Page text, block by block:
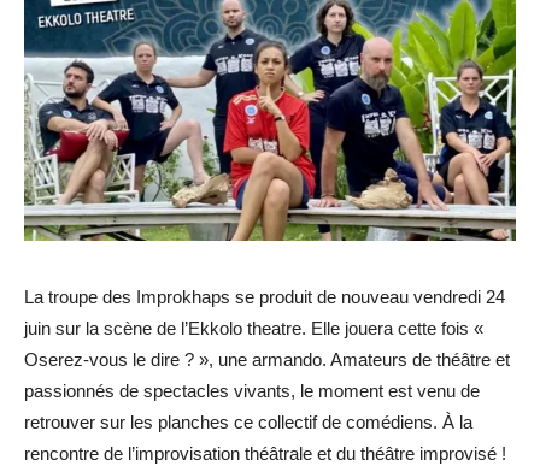
La troupe des Improkhaps se produit de nouveau vendredi 24
juin sur la scène de l’Ekkolo theatre. Elle jouera cette fois «
Oserez-vous le dire ? », une armando. Amateurs de théâtre et
passionnés de spectacles vivants, le moment est venu de
retrouver sur les planches ce collectif de comédiens. À la
rencontre de l’improvisation théâtrale et du théâtre improvisé !